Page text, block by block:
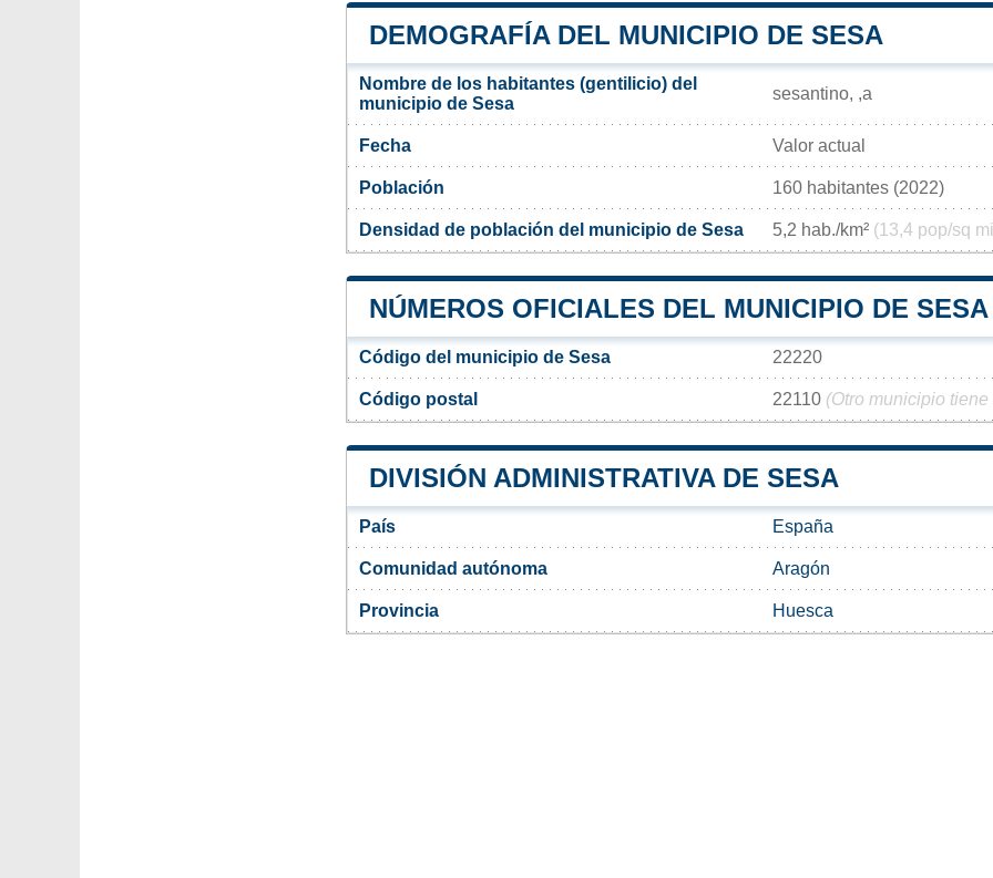
DEMOGRAFÍA DEL MUNICIPIO DE SESA
Nombre de los habitantes (gentilicio) del
municipio de Sesa
sesantino, ,a
Fecha Valor actual
Población 160 habitantes (2022)
Densidad de población del municipio de Sesa 5,2 hab./km² (13,4 pop/sq
NÚMEROS OFICIALES DEL MUNICIPIO DE SESA
Código del municipio de Sesa 22220
Código postal 22110 (Otro municipio
DIVISIÓN ADMINISTRATIVA DE SESA
País España
Comunidad autónoma Aragón
Provincia Huesca